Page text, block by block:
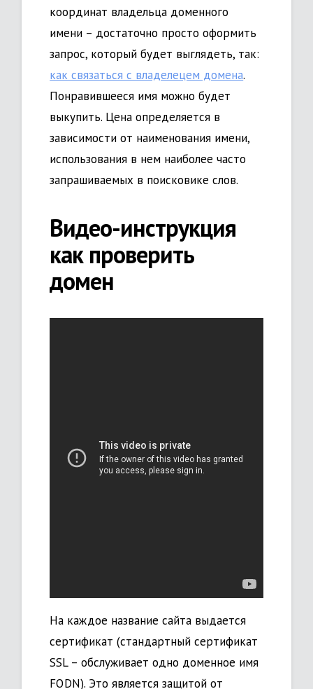
координат владельца доменного
имени – достаточно просто оформить
запрос, который будет выглядеть, так:
как связаться с владелецем домена.
Понравившееся имя можно будет
выкупить. Цена определяется в
зависимости от наименования имени,
использования в нем наиболее часто
запрашиваемых в поисковике слов.
Видео-инструкция
как проверить
домен
На каждое название сайта выдается
сертификат (стандартный сертификат
SSL – обслуживает одно доменное имя
FQDN). Это является защитой от